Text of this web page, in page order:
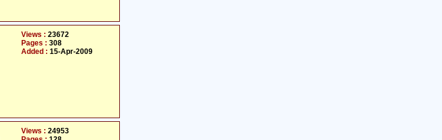
Views : 23672
Pages : 308
Added : 15-Apr-2009
Views : 24953